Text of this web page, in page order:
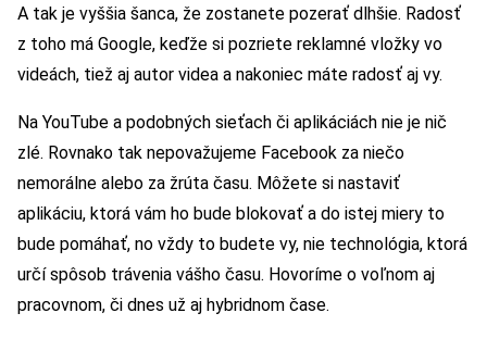
A tak je vyššia šanca, že zostanete pozerať dlhšie. Radosť
z toho má Google, keďže si pozriete reklamné vložky vo
videách, tiež aj autor videa a nakoniec máte radosť aj vy.
Na YouTube a podobných sieťach či aplikáciách nie je nič
zlé. Rovnako tak nepovažujeme Facebook za niečo
nemorálne alebo za žrúta času. Môžete si nastaviť
aplikáciu, ktorá vám ho bude blokovať a do istej miery to
bude pomáhať, no vždy to budete vy, nie technológia, ktorá
určí spôsob trávenia vášho času. Hovoríme o voľnom aj
pracovnom, či dnes už aj hybridnom čase.